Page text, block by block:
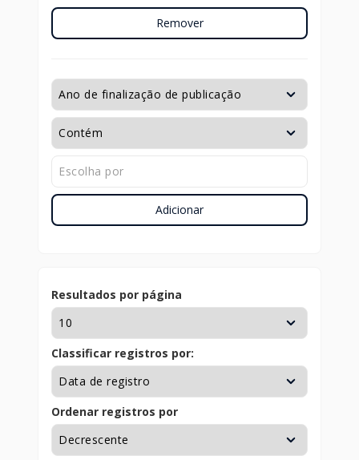
Remover
Adicionar
Resultados por página
Classificar registros por:
Ordenar registros por